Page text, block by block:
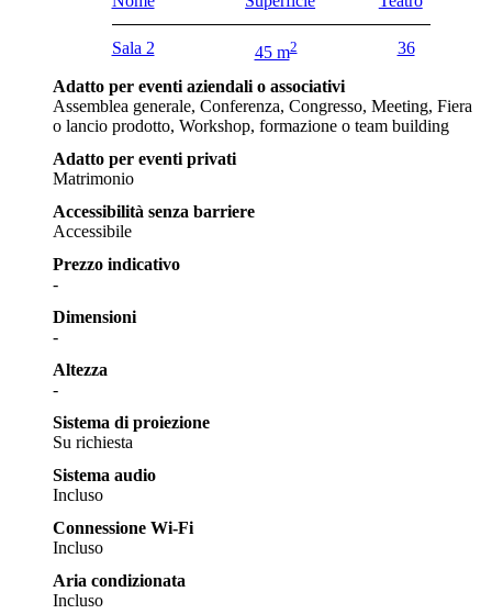
Sala 2 45 m2 36
Adatto per eventi aziendali o associativi
Assemblea generale, Conferenza, Congresso, Meeting, Fiera
o lancio prodotto, Workshop, formazione o team building
Adatto per eventi privati
Matrimonio
Accessibilità senza barriere
Accessibile
Prezzo indicativo
-
Dimensioni
-
Altezza
-
Sistema di proiezione
Su richiesta
Sistema audio
Incluso
Connessione Wi-Fi
Incluso
Aria condizionata
Incluso